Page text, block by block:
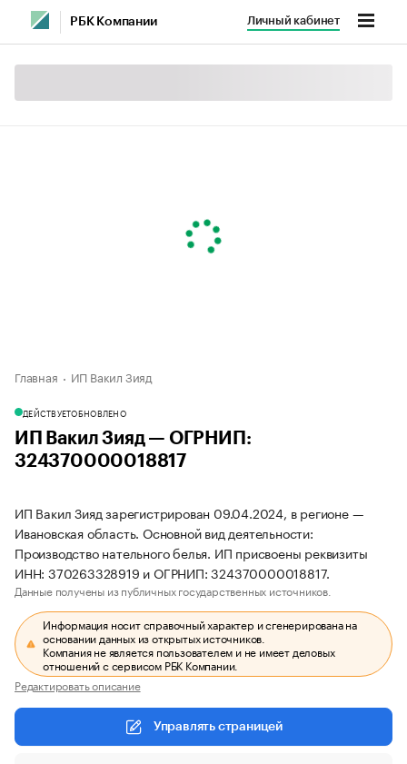
РБК Компании Личный кабинет
Главная ИП Вакил Зияд
ДЕЙСТВУЕТОБНОВЛЕНО
ИП Вакил Зияд — ОГРНИП:
324370000018817
ИП Вакил Зияд зарегистрирован 09.04.2024, в регионе —
Ивановская область. Основной вид деятельности:
Производство нательного белья. ИП присвоены реквизиты
ИНН: 370263328919 и ОГРНИП: 324370000018817.
Данные получены из публичных государственных источников.
Информация носит справочный характер и сгенерирована на
основании данных из открытых источников.
Компания не является пользователем и не имеет деловых
отношений с сервисом РБК Компании.
Редактировать описание
Управлять страницей